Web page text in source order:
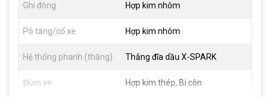
Ghi đông Hợp kim nhôm
Pô tăng/cổ xe Hợp kim nhôm
Hệ thống phanh (thắng) Thắng đĩa dầu X-SPARK
Đùm xe Hợp kim thép, Bi côn